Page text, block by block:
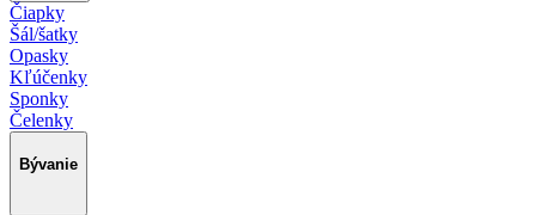
Čiapky
Šál/šatky
Opasky
Kľúčenky
Sponky
Čelenky
Bývanie